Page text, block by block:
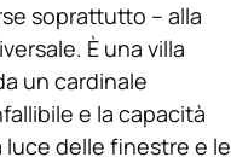
soprattutto – alla
È una villa
un cardinale
e la capacità
luce delle finestre e le